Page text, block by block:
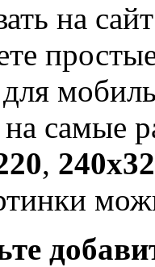
на
самые
,